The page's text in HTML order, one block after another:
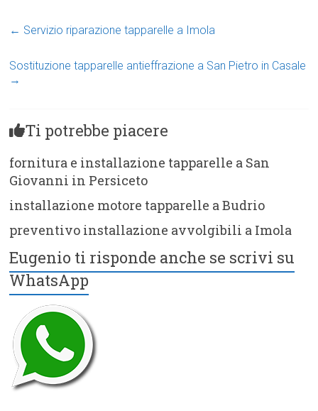
← Servizio riparazione tapparelle a Imola
Sostituzione tapparelle antieffrazione a San Pietro in Casale
→
Ti potrebbe piacere
fornitura e installazione tapparelle a San
Giovanni in Persiceto
installazione motore tapparelle a Budrio
preventivo installazione avvolgibili a Imola
Eugenio ti risponde anche se scrivi su
WhatsApp